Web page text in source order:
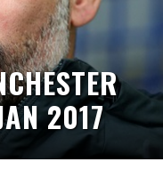
2017